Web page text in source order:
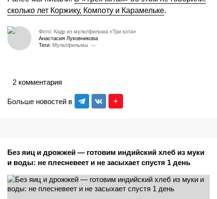
сколько лет Коржику, Компоту и Карамельке.
Фото: Кадр из мультфильма «Три кота»
Анастасия Луковникова
Теги: Мультфильмы
Больше новостей в
2 комментария
Без яиц и дрожжей — готовим индийский хлеб из муки
и воды: не плесневеет и не засыхает спустя 1 день